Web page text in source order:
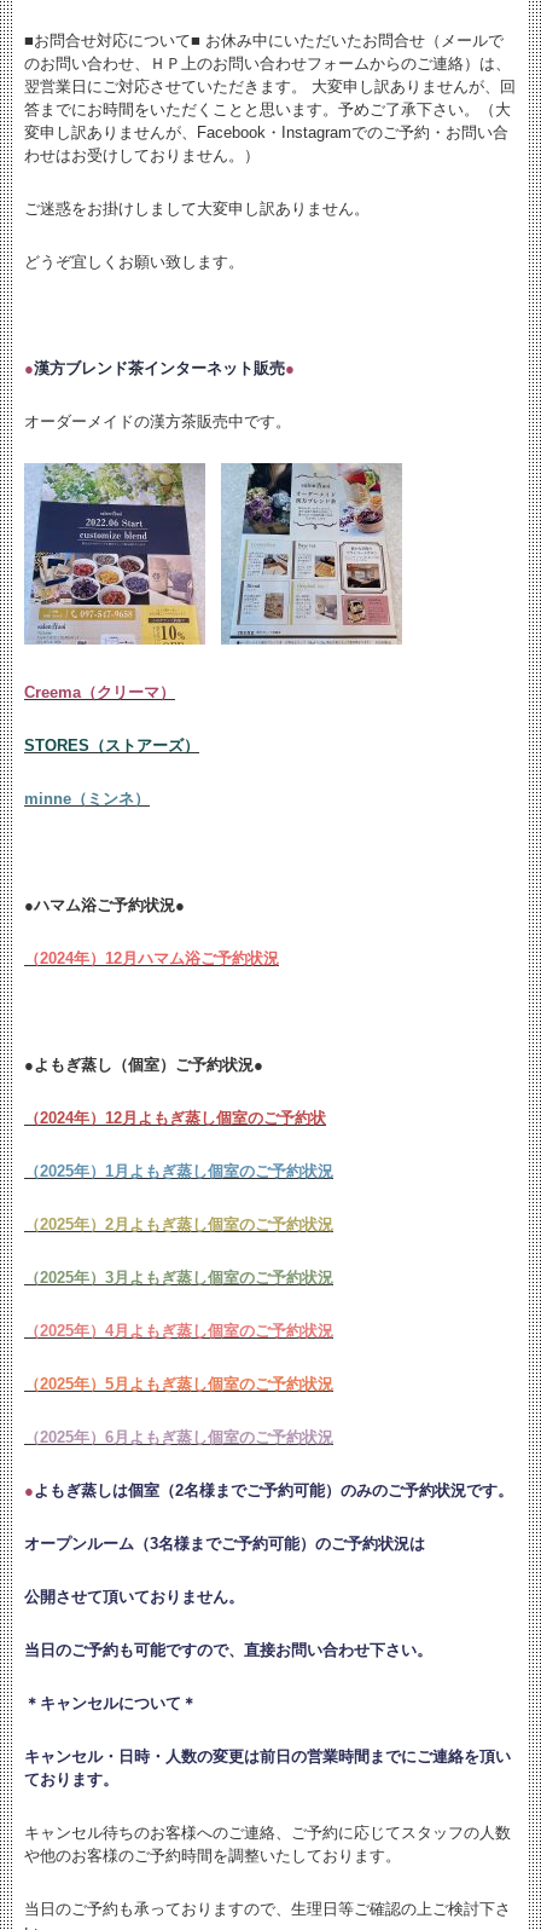
■お問合せ対応について■ お休み中にいただいたお問合せ（メールで
のお問い合わせ、ＨＰ上のお問い合わせフォームからのご連絡）は、
翌営業日にご対応させていただきます。 大変申し訳ありませんが、回
答までにお時間をいただくことと思います。予めご了承下さい。（大
変申し訳ありませんが、Facebook・Instagramでのご予約・お問い合
わせはお受けしておりません。）
ご迷惑をお掛けしまして大変申し訳ありません。
どうぞ宜しくお願い致します。
●漢方ブレンド茶インターネット販売●
オーダーメイドの漢方茶販売中です。
Creema（クリーマ）
STORES（ストアーズ）
minne（ミンネ）
●ハマム浴ご予約状況●
（2024年）12月ハマム浴ご予約状況
●よもぎ蒸し（個室）ご予約状況●
（2024年）12月よもぎ蒸し個室のご予約状
（2025年）1月よもぎ蒸し個室のご予約状況
（2025年）2月よもぎ蒸し個室のご予約状況
（2025年）3月よもぎ蒸し個室のご予約状況
（2025年）4月よもぎ蒸し個室のご予約状況
（2025年）5月よもぎ蒸し個室のご予約状況
（2025年）6月よもぎ蒸し個室のご予約状況
●よもぎ蒸しは個室（2名様までご予約可能）のみのご予約状況です。
オープンルーム（3名様までご予約可能）のご予約状況は
公開させて頂いておりません。
当日のご予約も可能ですので、直接お問い合わせ下さい。
＊キャンセルについて＊
キャンセル・日時・人数の変更は前日の営業時間までにご連絡を頂い
ております。
キャンセル待ちのお客様へのご連絡、ご予約に応じてスタッフの人数
や他のお客様のご予約時間を調整いたしております。
当日のご予約も承っておりますので、生理日等ご確認の上ご検討下さ